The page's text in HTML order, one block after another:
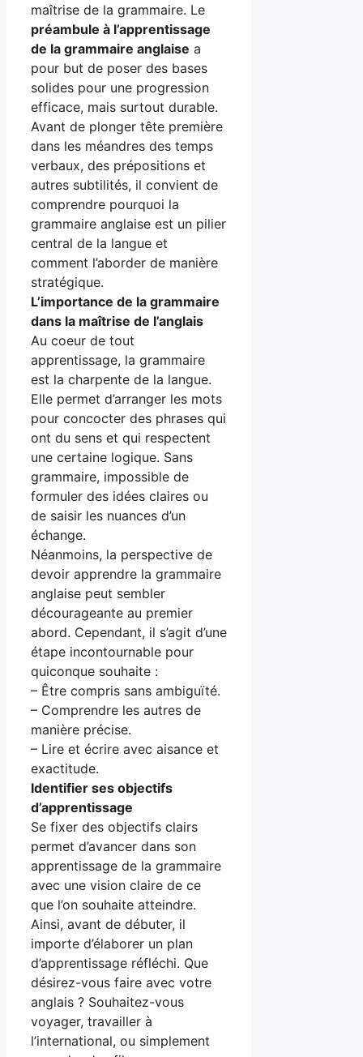
maîtrise de la grammaire. Le
préambule à l’apprentissage
de la grammaire anglaise a
pour but de poser des bases
solides pour une progression
efficace, mais surtout durable.
Avant de plonger tête première
dans les méandres des temps
verbaux, des prépositions et
autres subtilités, il convient de
comprendre pourquoi la
grammaire anglaise est un pilier
central de la langue et
comment l’aborder de manière
stratégique.
L’importance de la grammaire
dans la maîtrise de l’anglais
Au coeur de tout
apprentissage, la grammaire
est la charpente de la langue.
Elle permet d’arranger les mots
pour concocter des phrases qui
ont du sens et qui respectent
une certaine logique. Sans
grammaire, impossible de
formuler des idées claires ou
de saisir les nuances d’un
échange.
Néanmoins, la perspective de
devoir apprendre la grammaire
anglaise peut sembler
décourageante au premier
abord. Cependant, il s’agit d’une
étape incontournable pour
quiconque souhaite :
– Être compris sans ambiguïté.
– Comprendre les autres de
manière précise.
– Lire et écrire avec aisance et
exactitude.
Identifier ses objectifs
d’apprentissage
Se fixer des objectifs clairs
permet d’avancer dans son
apprentissage de la grammaire
avec une vision claire de ce
que l’on souhaite atteindre.
Ainsi, avant de débuter, il
importe d’élaborer un plan
d’apprentissage réfléchi. Que
désirez-vous faire avec votre
anglais ? Souhaitez-vous
voyager, travailler à
l’international, ou simplement